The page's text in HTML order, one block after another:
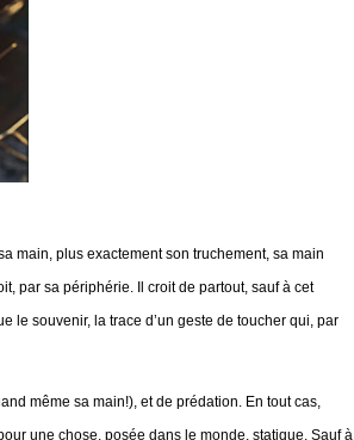
main, plus exactement son truchement, sa main
par sa périphérie. Il croit de partout, sauf à cet
le souvenir, la trace d’un geste de toucher qui, par
même sa main!), et de prédation. En tout cas,
une chose, posée dans le monde, statique. Sauf à